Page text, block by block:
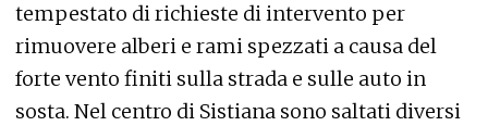
tempestato di richieste di intervento per
rimuovere alberi e rami spezzati a causa del
forte vento finiti sulla strada e sulle auto in
sosta. Nel centro di Sistiana sono saltati diversi